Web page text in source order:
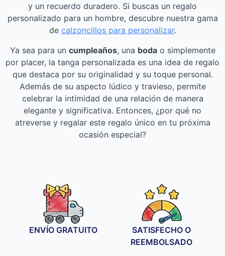
y un recuerdo duradero. Si buscas un regalo
personalizado para un hombre, descubre nuestra gama
de calzoncillos para personalizar.
Ya sea para un cumpleaños, una bodao simplemente
por placer, la tanga personalizada es una idea de regalo
que destaca por su originalidad y su toque personal.
Además de su aspecto lúdico y travieso, permite
celebrar la intimidad de una relación de manera
elegante y significativa. Entonces, ¿por qué no
atreverse y regalar este regalo único en tu próxima
ocasión especial?
ENVÍO GRATUITO
SATISFECHO O
REEMBOLSADO